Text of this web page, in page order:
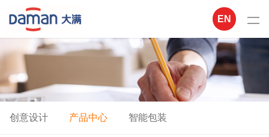
EN
创意设计 产品中心 智能包装